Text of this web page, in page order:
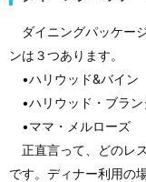
ダイニングパッケー
ンは３つあります。
•ハリウッド&バイン
•ハリウッド・ブラン
•ママ・メルローズ
正直言って、どのレ
です。ディナー利用の